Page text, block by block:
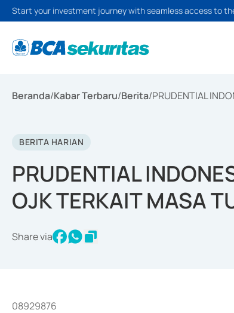
Start your investment journey with seamless access to
Beranda/Kabar Terbaru/Berita/PRUDENTIAL
BERITA HARIAN
PRUDENTIAL
OJK TERKAIT MASA
Share via
08929876